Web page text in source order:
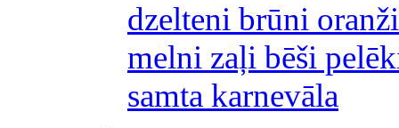
dzelteni brūni oranži
melni zaļi bēši
samta karnevāla